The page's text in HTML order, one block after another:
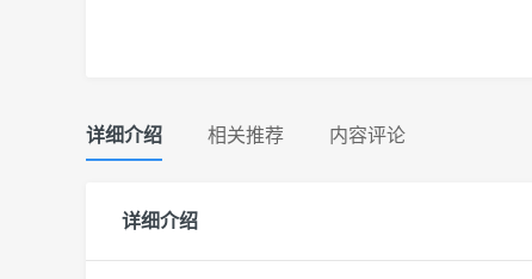
详细介绍 相关推荐 内容评论
详细介绍